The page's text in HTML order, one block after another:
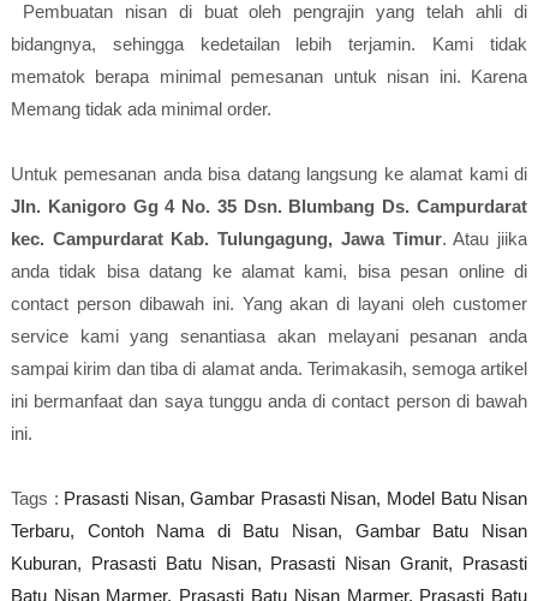
Pembuatan nisan di buat oleh pengrajin yang telah ahli di
bidangnya, sehingga kedetailan lebih terjamin. Kami tidak
mematok berapa minimal pemesanan untuk nisan ini. Karena
Memang tidak ada minimal order.
Untuk pemesanan anda bisa datang langsung ke alamat kami di
Jln. Kanigoro Gg 4 No. 35 Dsn. Blumbang Ds. Campurdarat
kec. Campurdarat Kab. Tulungagung, Jawa Timur. Atau jiika
anda tidak bisa datang ke alamat kami, bisa pesan online di
contact person dibawah ini. Yang akan di layani oleh customer
service kami yang senantiasa akan melayani pesanan anda
sampai kirim dan tiba di alamat anda. Terimakasih, semoga artikel
ini bermanfaat dan saya tunggu anda di contact person di bawah
ini.
Tags : Prasasti Nisan, Gambar Prasasti Nisan, Model Batu Nisan
Terbaru,
Contoh Nama di Batu Nisan,
Gambar Batu Nisan
Kuburan, Prasasti Batu Nisan, Prasasti Nisan Granit, Prasasti
Batu Nisan Marmer, Prasasti Batu Nisan Marmer, Prasasti Batu